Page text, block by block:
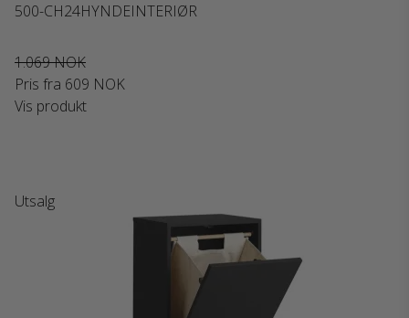
500-CH24HYNDEINTERIØR
1.069 NOK
Pris fra 609 NOK
Vis produkt
Utsalg